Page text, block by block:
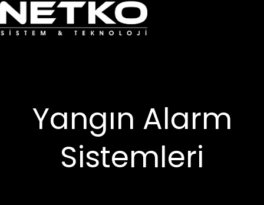
Yangın Alarm
Sistemleri